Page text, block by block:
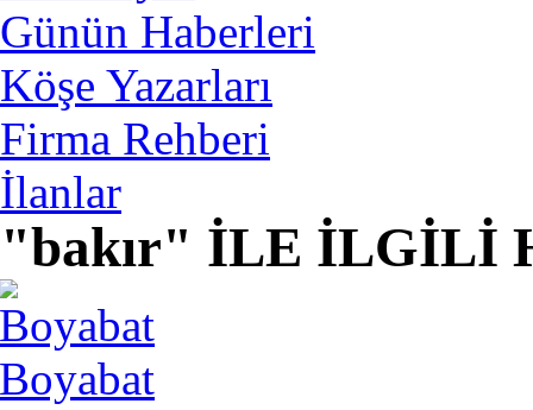
Günün Haberleri
Köşe Yazarları
Firma Rehberi
İlanlar
"bakır" İLE İLGİLİ
Boyabat